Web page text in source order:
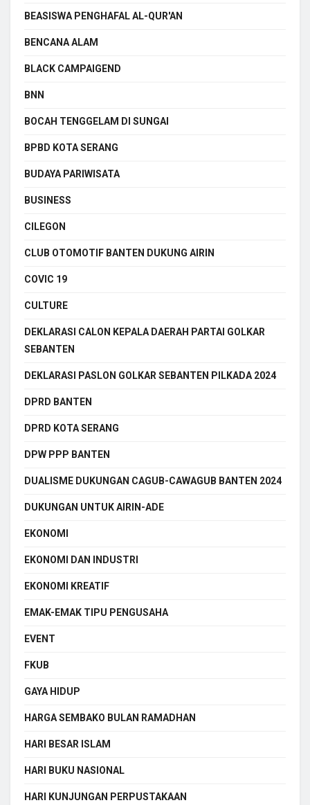
BEASISWA PENGHAFAL AL-QUR'AN
BENCANA ALAM
BLACK CAMPAIGEND
BNN
BOCAH TENGGELAM DI SUNGAI
BPBD KOTA SERANG
BUDAYA PARIWISATA
BUSINESS
CILEGON
CLUB OTOMOTIF BANTEN DUKUNG AIRIN
COVIC 19
CULTURE
DEKLARASI CALON KEPALA DAERAH PARTAI GOLKAR
SEBANTEN
DEKLARASI PASLON GOLKAR SEBANTEN PILKADA 2024
DPRD BANTEN
DPRD KOTA SERANG
DPW PPP BANTEN
DUALISME DUKUNGAN CAGUB-CAWAGUB BANTEN 2024
DUKUNGAN UNTUK AIRIN-ADE
EKONOMI
EKONOMI DAN INDUSTRI
EKONOMI KREATIF
EMAK-EMAK TIPU PENGUSAHA
EVENT
FKUB
GAYA HIDUP
HARGA SEMBAKO BULAN RAMADHAN
HARI BESAR ISLAM
HARI BUKU NASIONAL
HARI KUNJUNGAN PERPUSTAKAAN